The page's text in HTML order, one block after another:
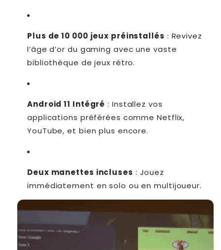
Plus de 10 000 jeux préinstallés : Revivez
l’âge d’or du gaming avec une vaste
bibliothèque de jeux rétro.
Android 11 Intégré : Installez vos
applications préférées comme Netflix,
YouTube, et bien plus encore.
Deux manettes incluses : Jouez
immédiatement en solo ou en multijoueur.